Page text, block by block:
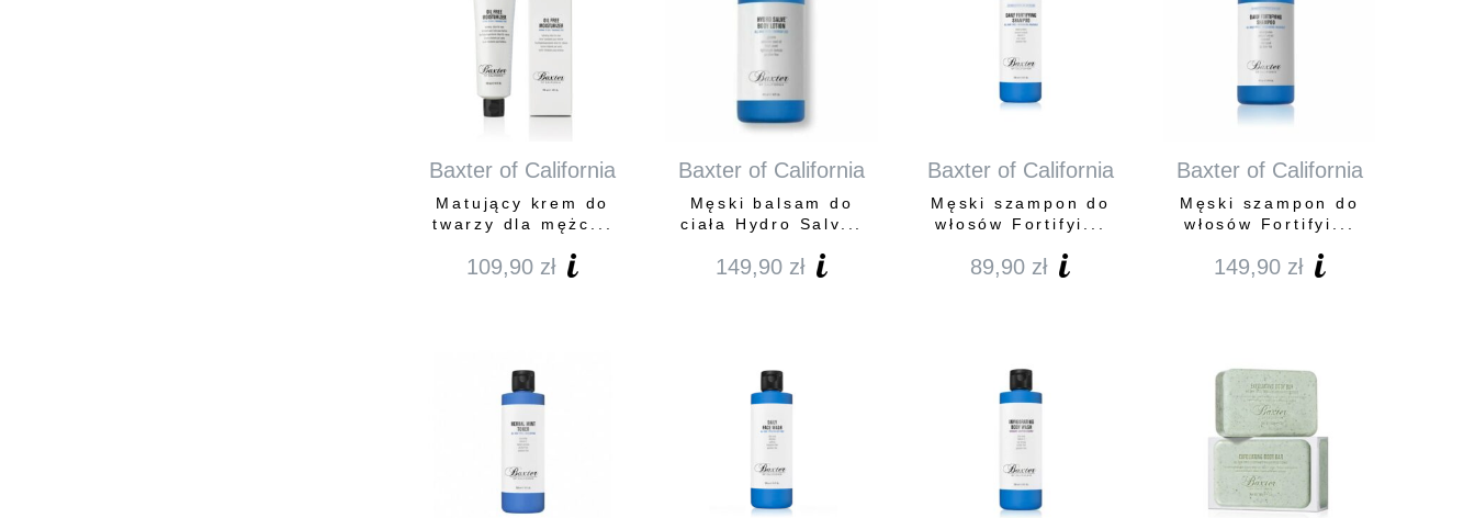
Baxter of California
Matujący krem do
twarzy dla mężc...
109,90 zł
Baxter of California
Męski balsam do
ciała Hydro Salv...
149,90 zł
Baxter of California
Męski szampon do
włosów Fortifyi...
89,90 zł
Baxter of California
Męski szampon do
włosów Fortifyi...
149,90 zł